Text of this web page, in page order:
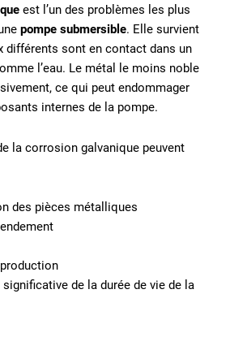
est l’un des problèmes les plus
pompe submersible. Elle survient
différents sont en contact dans un
l’eau. Le métal le moins noble
ce qui peut endommager
internes de la pompe.
la corrosion galvanique peuvent
des pièces métalliques
de la durée de vie de la